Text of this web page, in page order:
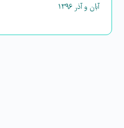
آبان و آذر ۱۳۹۶